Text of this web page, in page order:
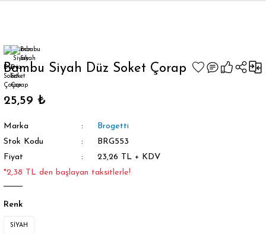
Bambu Siyah Düz Soket Çorap
25,59 ₺
Marka
Brogetti
Stok Kodu
BRG553
Fiyat
23,26 TL + KDV
*2,38 TL den başlayan taksitlerle!
Renk
SİYAH